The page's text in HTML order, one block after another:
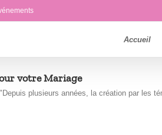
Accueil
votre Mariage
plusieurs années, la création par les